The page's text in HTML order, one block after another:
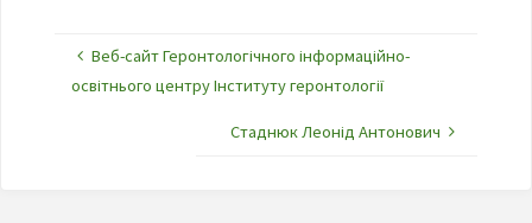
Веб-сайт Геронтологічного інформаційно-
освітнього центру Інституту геронтології
Стаднюк Леонід Антонович